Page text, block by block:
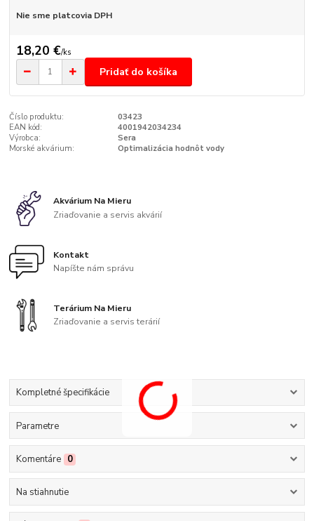
Nie sme platcovia DPH
18,20 €/ks
Pridať do košíka
Číslo produktu:
03423
EAN kód:
4001942034234
Výrobca:
Sera
Morské akvárium:
Optimalizácia hodnôt vody
Akvárium Na Mieru
Zriaďovanie a servis akvárií
Kontakt
Napíšte nám správu
Terárium Na Mieru
Zriaďovanie a servis terárií
Kompletné špecifikácie
Parametre
Komentáre 0
Na stiahnutie